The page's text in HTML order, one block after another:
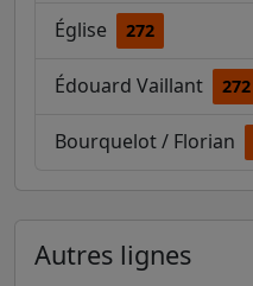
Église 272
Édouard Vaillant 272
Bourquelot / Florian
Autres lignes